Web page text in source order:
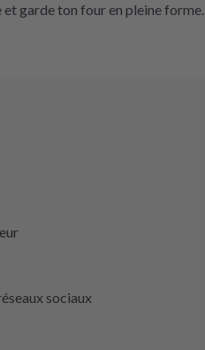
garde ton four en pleine forme.
sociaux